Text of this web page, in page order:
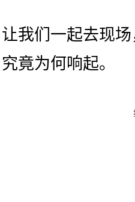
们一起去现场
竟为何响起。